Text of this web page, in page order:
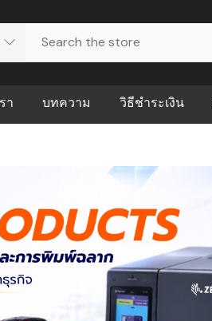
า
เวอร์
บทความ
บริหารคลังสินค้าที่ช่วยลด
สต็อกแบบ Real-time
ปัญหาคลังสินค้าที่บอกว่า
ธุรกิจของคุณควรเริ่มใช้
WMS กับ ERP ต่างกัน
วิธีชำระเงิน